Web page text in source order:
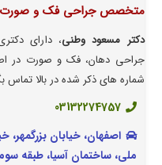
متخصص جراحی فک و صورت
دکتر مسعود وطنی، دارای
جراحی دهان، فک و صورت در
شماره های ذکر شده در بالا تماس
03132274757
اصفهان، خیابان
ملی، ساختمان آسیا، طبقه